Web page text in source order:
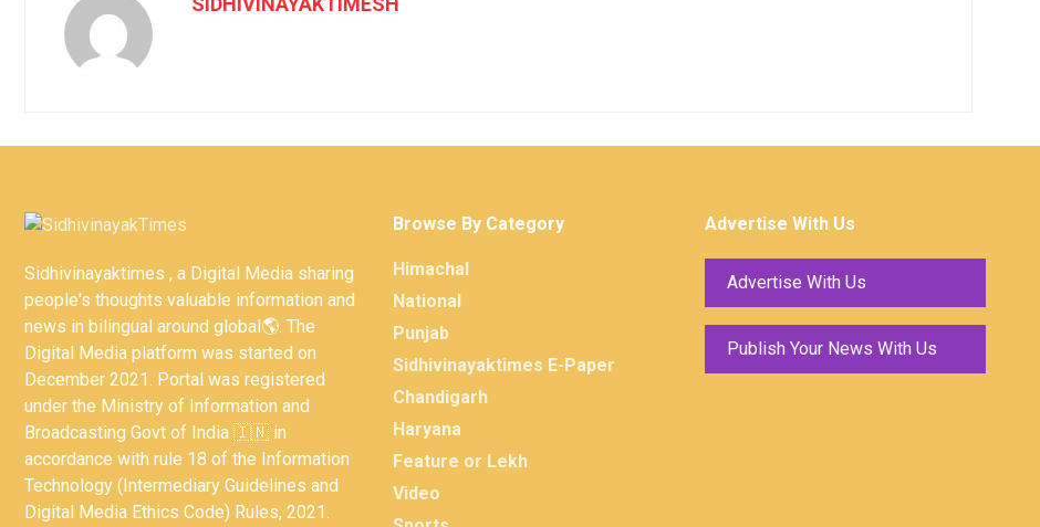
Sidhivinayaktimes , a Digital Media sharing
people's thoughts valuable information and
news in bilingual around global🌎. The
Digital Media platform was started on
December 2021. Portal was registered
under the Ministry of Information and
Broadcasting Govt of India 🇮🇳 in
accordance with rule 18 of the Information
Technology (Intermediary Guidelines and
Digital Media Ethics Code) Rules, 2021.
Browse By Category
Himachal
National
Punjab
Sidhivinayaktimes E-Paper
Chandigarh
Haryana
Feature or Lekh
Video
Advertise With Us
Advertise With Us
Publish Your News With Us